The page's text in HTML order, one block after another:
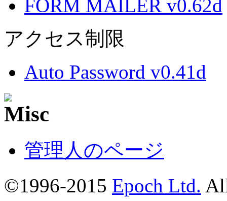
FORM MAILER v0.62d
アクセス制限
Auto Password v0.41d
管理人のページ
©1996-2015 Epoch Ltd.